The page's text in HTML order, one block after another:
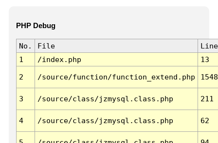
PHP Debug
No. File
Line
1
/index.php 13
2 /source/function/function_extend.php 1548
3 /source/class/jzmysql.class.php 211
4 /source/class/jzmysql.class.php 62